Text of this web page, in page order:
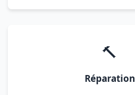
🔨
Réparation